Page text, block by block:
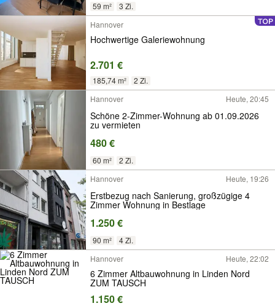
59 m²
3 Zi.
Hannover
Hochwertige Galeriewohnung
2.701 €
185,74 m²
2 Zi.
Hannover
Heute, 20:45
Schöne 2-Zimmer-Wohnung ab 01.09.2026
zu vermieten
480 €
60 m²
2 Zi.
Hannover
Heute, 19:26
Erstbezug nach Sanierung, großzügige 4
Zimmer Wohnung in Bestlage
1.250 €
90 m²
4 Zi.
Hannover
Heute, 22:02
6 Zimmer Altbauwohnung in Linden Nord
ZUM TAUSCH
1.150 €